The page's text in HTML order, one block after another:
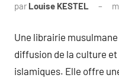
par Louise KESTEL
Une librairie
diffusion de la culture
islamiques. Elle offre